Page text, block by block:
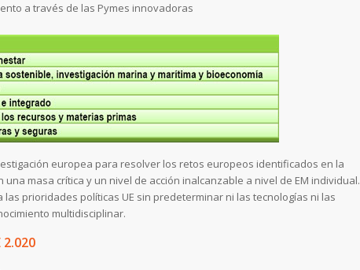
a través de las Pymes innovadoras
europea para resolver los retos europeos identificados en la
masa crítica y un nivel de acción inalcanzable a nivel de EM individual.
prioridades políticas UE sin predeterminar ni las tecnologías ni las
multidisciplinar.
2.020